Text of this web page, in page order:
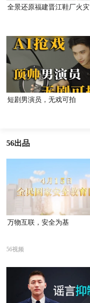
全景还原福建晋江鞋厂火灾
短剧男演员，无戏可拍
56出品
万物互联，安全为基
56视频